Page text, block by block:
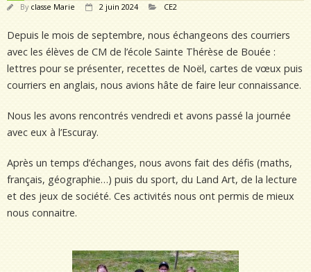
By classe Marie 2 juin 2024 CE2
Depuis le mois de septembre, nous échangeons des courriers
avec les élèves de CM de l’école Sainte Thérèse de Bouée :
lettres pour se présenter, recettes de Noël, cartes de vœux puis
courriers en anglais, nous avions hâte de faire leur connaissance.
Nous les avons rencontrés vendredi et avons passé la journée
avec eux à l’Escuray.
Après un temps d’échanges, nous avons fait des défis (maths,
français, géographie…) puis du sport, du Land Art, de la lecture
et des jeux de société. Ces activités nous ont permis de mieux
nous connaitre.